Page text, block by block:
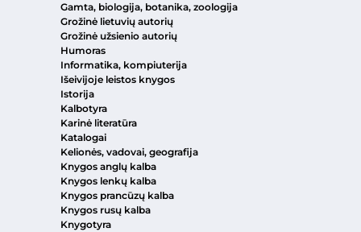
Gamta, biologija, botanika, zoologija
Grožinė lietuvių autorių
Grožinė užsienio autorių
Humoras
Informatika, kompiuterija
Išeivijoje leistos knygos
Istorija
Kalbotyra
Karinė literatūra
Katalogai
Kelionės, vadovai, geografija
Knygos anglų kalba
Knygos lenkų kalba
Knygos prancūzų kalba
Knygos rusų kalba
Knygotyra